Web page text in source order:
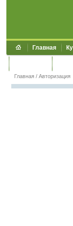
Главная
Главная / Авторизация